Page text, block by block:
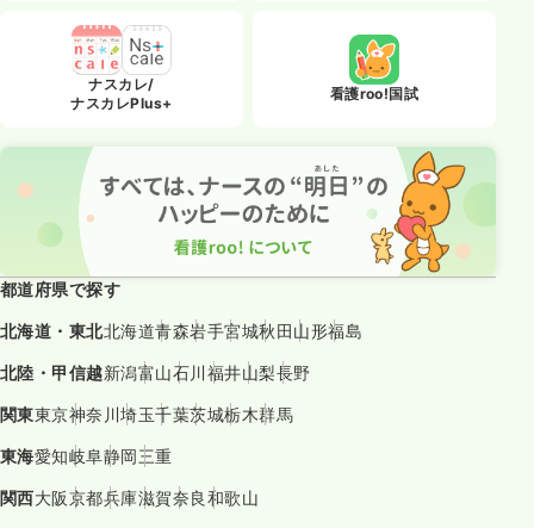
ナスカレ/
ナスカレPlus+
看護roo!国試
都道府県で探す
北海道・東北北海道青森岩手宮城秋田山形福島
北陸・甲信越新潟富山石川福井山梨長野
関東東京神奈川埼玉千葉茨城栃木群馬
東海愛知岐阜静岡三重
関西大阪京都兵庫滋賀奈良和歌山